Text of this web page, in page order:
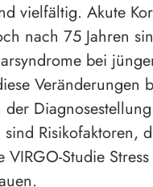
vielfältig. Akute
nach 75 Jahren
bei
Veränderungen
Risikofaktoren,
Studie